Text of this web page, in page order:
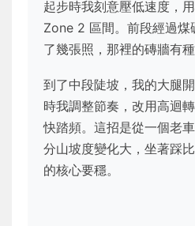
起步時我刻意壓低速度，
Zone 2 區間。前段經過煤
了幾張照，那裡的磚牆有
到了中段陡坡，我的大腿
時我調整節奏，改用高迴
快踏頻。這招是從一個老
分山坡度變化大，坐著踩
的核心要穩。